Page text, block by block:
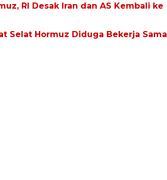
RI Desak Iran dan AS Kembali ke
Selat Hormuz Diduga Bekerja Sama